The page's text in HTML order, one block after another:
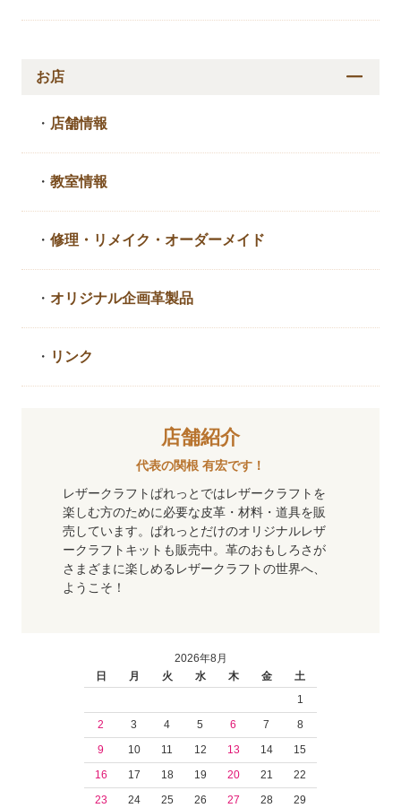
お店
・ 店舗情報
・教室情報
・修理・リメイク・ オーダーメイド
・ オリジナル企画革製品
・ リンク
店舗紹介
代表の関根 有宏です！
レザークラフトぱれっとではレザークラフトを
楽しむ方のために必要な皮革・材料・道具を販
売しています。ぱれっとだけのオリジナルレザ
ークラフトキットも販売中。革のおもしろさが
さまざまに楽しめるレザークラフトの世界へ、
ようこそ！
2026年8月
日
月 火 水 木 金
土
1
2
3 4 5 6 7
8
9
10 11 12 13 14
15
16
17 18 19 20 21
22
23
24 25 26 27 28
29